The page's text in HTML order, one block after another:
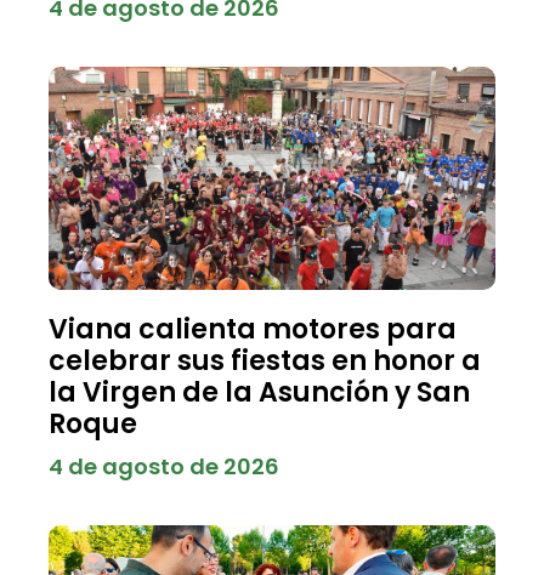
4 de agosto de 2026
Viana calienta motores para
celebrar sus fiestas en honor a
la Virgen de la Asunción y San
Roque
4 de agosto de 2026